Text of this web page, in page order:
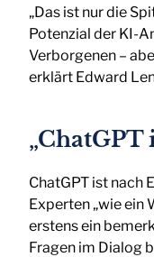
„Das ist nur die
Potenzial der KI-
Verborgenen –
erklärt Edward
„ChatGPT
ChatGPT ist nach
Experten „wie ein
erstens ein
Fragen im Dialog